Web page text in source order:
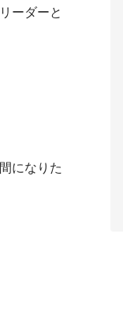
ーダーと
になりた